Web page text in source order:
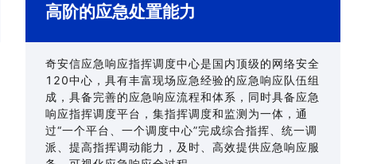
高阶的应急处置能力
奇安信应急响应指挥调度中心是国内顶级的网络安全
120中心，具有丰富现场应急经验的应急响应队伍组
成，具备完善的应急响应流程和体系，同时具备应急
响应指挥调度平台，集指挥调度和监测为一体，通
过“一个平台、一个调度中心”完成综合指挥、统一调
派、提高指挥调动能力，及时、高效提供应急响应服